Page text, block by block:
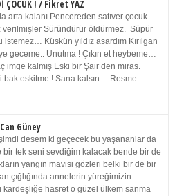
ÇOCUK ! / Fikret YAZ
arta kalanı Pencereden satıver çocuk …
verilmişler Süründürür öldürmez. Süpür
Küskün yıldız asardım Kırılgan
geceme.. Unutma ! Çıkın et heybeme…
imge kalmış Eski bir Şair’den miras.
bak eskitme ! Sana kalsın… Resme
Güney
desem ki geçecek bu yaşananlar da
bir tek seni sevdiğim kalacak bende bir de
yangın mavisi gözleri belki bir de bir
çığlığında annelerin yüreğimizin
kardeşliğe hasret o güzel ülkem sanma